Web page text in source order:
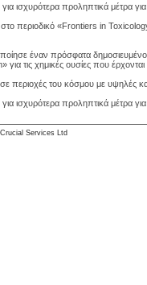
ισχυρότερα προληπτικά μέτρα
περιοδικό «Frontiers in
έναν πρόσφατα
τις χημικές ουσίες που
περιοχές του κόσμου με υψηλές
ισχυρότερα προληπτικά μέτρα
Crucial Services Ltd